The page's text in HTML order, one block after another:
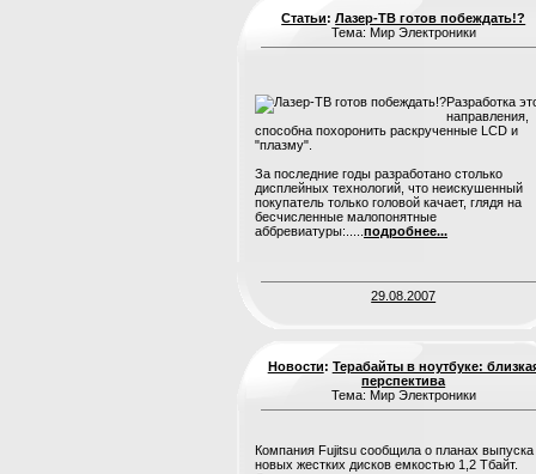
Статьи:Лазер-ТВ готов побеждать!?
Тема: Мир Электроники
Разработка
направления,
способна похоронить раскрученные LCD и
"плазму".
За последние годы разработано столько
дисплейных технологий, что неискушенный
покупатель только головой качает, глядя на
бесчисленные малопонятные
аббревиатуры:..... подробнее...
29.08.2007
Новости: Терабайты в ноутбуке:
перспектива
Тема: Мир Электроники
Компания Fujitsu сообщила о планах выпуска
новых жестких дисков емкостью 1,2 Тбайт.